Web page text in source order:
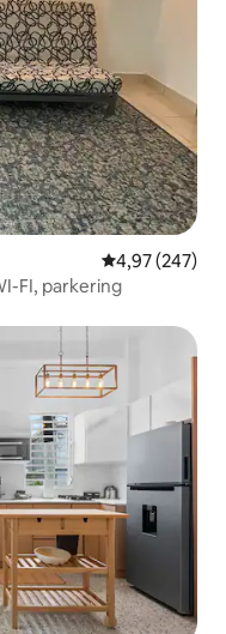
4,97 ud af 5 i
4,97 (247)
FI, parkering